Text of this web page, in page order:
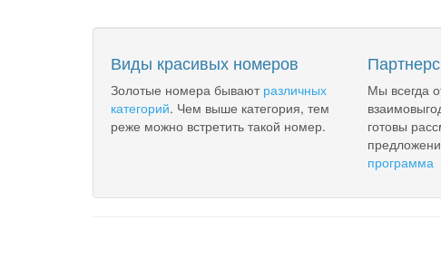
Виды красивых номеров
Золотые номера бывают различных
категорий. Чем выше категория, тем
реже можно встретить такой номер.
Мы всегда
готовы
программа